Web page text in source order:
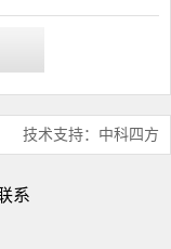
技术支持：中科四方
系